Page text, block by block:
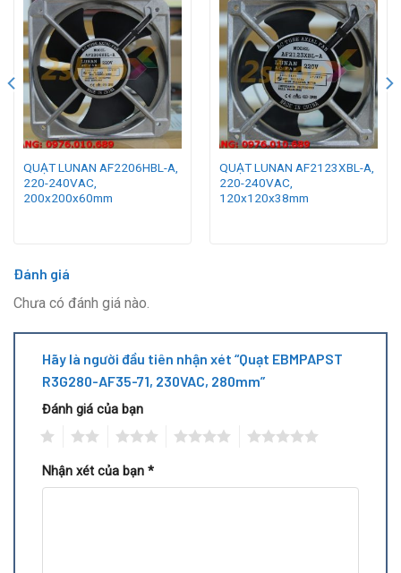
QUẠT LUNAN AF2206HBL-A,
220-240VAC,
200x200x60mm
QUẠT LUNAN AF2123XBL-A,
220-240VAC,
120x120x38mm
Đánh giá
Chưa có đánh giá nào.
Hãy là người đầu tiên nhận xét “Quạt EBMPAPST
R3G280-AF35-71, 230VAC, 280mm”
Đánh giá của bạn
Nhận xét của bạn *